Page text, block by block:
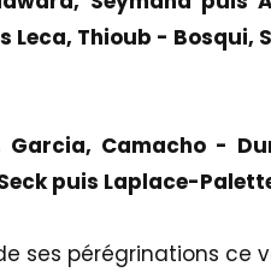
Leca, Thioub - Bosqui,
Camacho -
puis Laplace-
ses pérégrinations ce